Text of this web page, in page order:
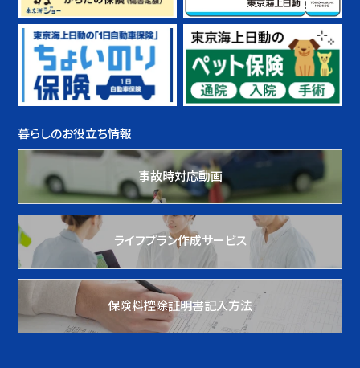
暮らしのお役立ち情報
事故時対応動画
ライフプラン作成サービス
保険料控除証明書記入方法